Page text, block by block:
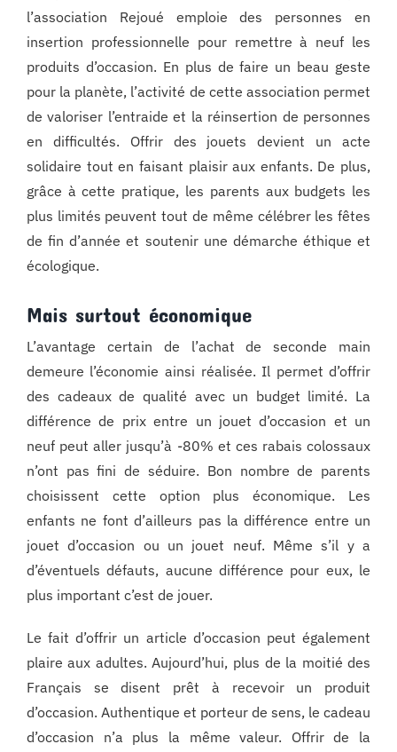
l’association Rejoué emploie des personnes en
insertion professionnelle pour remettre à neuf les
produits d’occasion. En plus de faire un beau geste
pour la planète, l’activité de cette association permet
de valoriser l’entraide et la réinsertion de personnes
en difficultés. Offrir des jouets devient un acte
solidaire tout en faisant plaisir aux enfants. De plus,
grâce à cette pratique, les parents aux budgets les
plus limités peuvent tout de même célébrer les fêtes
de fin d’année et soutenir une démarche éthique et
écologique.
Mais surtout économique
L’avantage certain de l’achat de seconde main
demeure l’économie ainsi réalisée. Il permet d’offrir
des cadeaux de qualité avec un budget limité. La
différence de prix entre un jouet d’occasion et un
neuf peut aller jusqu’à -80% et ces rabais colossaux
n’ont pas fini de séduire. Bon nombre de parents
choisissent cette option plus économique. Les
enfants ne font d’ailleurs pas la différence entre un
jouet d’occasion ou un jouet neuf. Même s’il y a
d’éventuels défauts, aucune différence pour eux, le
plus important c’est de jouer.
Le fait d’offrir un article d’occasion peut également
plaire aux adultes. Aujourd’hui, plus de la moitié des
Français se disent prêt à recevoir un produit
d’occasion. Authentique et porteur de sens, le cadeau
d’occasion n’a plus la même valeur. Offrir de la